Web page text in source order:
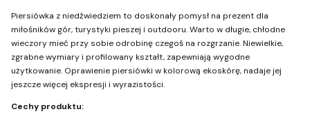
Piersiówka z niedźwiedziem to doskonały pomysł na prezent dla
miłośników gór, turystyki pieszej i outdooru. Warto w długie, chłodne
wieczory mieć przy sobie odrobinę czegoś na rozgrzanie. Niewielkie,
zgrabne wymiary i profilowany kształt, zapewniają wygodne
użytkowanie. Oprawienie piersiówki w kolorową ekoskórę, nadaje jej
jeszcze więcej ekspresji i wyrazistości.
Cechy produktu: